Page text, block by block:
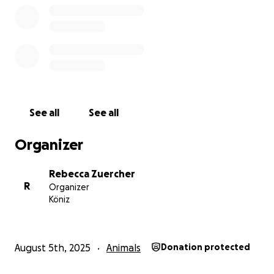
See all See all
Organizer
R
Rebecca Zuercher
Organizer
Köniz
August 5th, 2025 Animals Donation protected